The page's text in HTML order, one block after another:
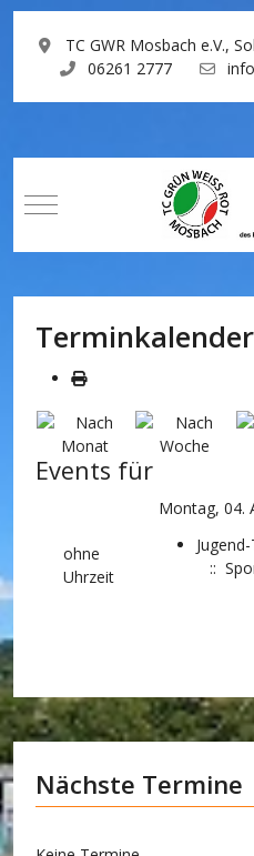
TC GWR Mosbach e.V.,
06261 2777
Mobile Menu Toggle
Terminkalender
Events für
Montag, 04.
ohne
Uhrzeit
::
Nächste Termine